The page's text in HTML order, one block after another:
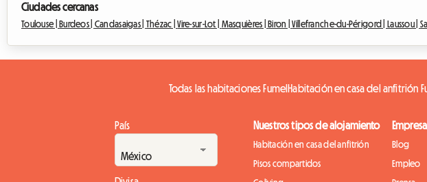
Ciudades cercanas
Toulouse | Burdeos | Candasaigas | Thézac |Vire-sur-Lot | Masquières | Biron |Villefranche-du-Périgord | Laussou |
Todas las habitaciones Fumel Habitación en casa del anfitrión
País Nuestros tipos de alojamiento
Habitación en casa del anfitrión
Pisos compartidos
Empresa
Blog
Empleo